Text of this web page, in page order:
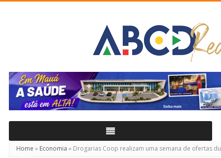
Real
Home » Economia » Drogarias Coop realizam uma semana de ofertas